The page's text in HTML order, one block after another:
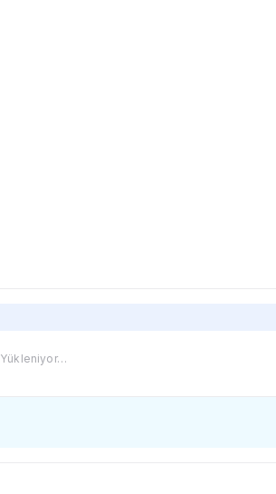
Yükleniyor…